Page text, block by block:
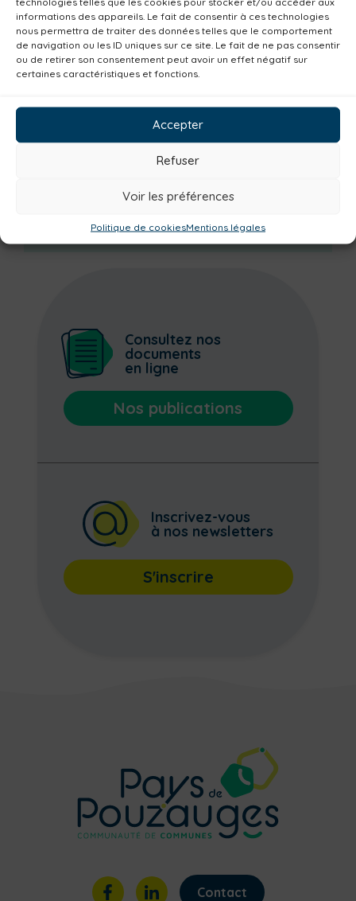
informations des appareils. Le fait de consentir à ces technologies
nous permettra de traiter des données telles que le comportement
de navigation ou les ID uniques sur ce site. Le fait de ne pas consentir
ou de retirer son consentement peut avoir un effet négatif sur
certaines caractéristiques et fonctions.
Accepter
Refuser
Voir les préférences
Politique de cookiesMentions légales
Environnement Mobilité
Petite enfance
Santé
Plan climat
Alimentation
Habitat
Economie Jeunesse
Sport
Numérique
Urbanisme
Réemploi
Magazine
Déchèteries
Consultez nos
documents
en ligne
Nos publications
Inscrivez-vous
à nos newsletters
S'inscrire
Contact